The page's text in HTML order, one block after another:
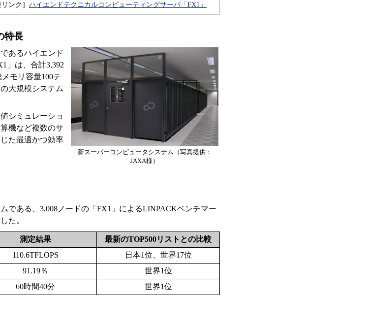
リンク］ ハイエンドテクニカルコンピューティングサーバ「FX1」
特長
新スーパーコンピュータシステム（写真提供：
JAXA様）
あるハイエンド
」は、合計3,392
モリ容量100テ
大規模システム
シミュレーショ
機など複数のサ
た最適かつ効率
である、3,008ノードの「FX1」によるLINPACKベンチマー
た。
測定結果
最新のTOP500リストとの比較
110.6TFLOPS
日本1位、世界17位
91.19％
世界1位
60時間40分 世界1位